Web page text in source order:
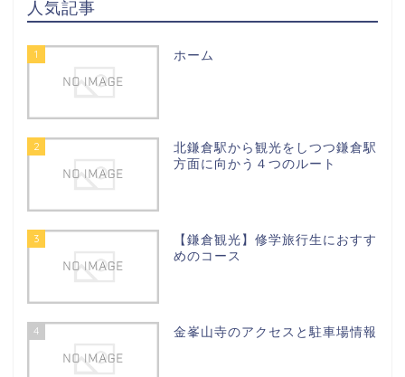
人気記事
1 ホーム
2
北鎌倉駅から観光をしつつ鎌倉駅
方面に向かう４つのルート
3
【鎌倉観光】修学旅行生におすす
めのコース
4 金峯山寺のアクセスと駐車場情報